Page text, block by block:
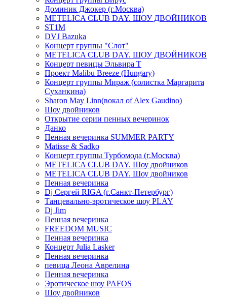
Доминик Джокер (г.Москва)
METELICA CLUB DAY. ШОУ ДВОЙНИКОВ
ST1M
DVJ Bazuka
Концерт группы "Слот"
METELICA CLUB DAY. ШОУ ДВОЙНИКОВ
Концерт певицы Эльвира Т
Проект Malibu Breeze (Hungary)
Концерт группы Мираж (солистка Маргарита
Суханкина)
Sharon May Linn(вокал of Alex Gaudino)
Шоу двойников
Открытие серии пенных вечеринок
Данко
Пенная вечеринка SUMMER PARTY
Matisse & Sadko
Концерт группы Турбомода (г.Москва)
METELICA CLUB DAY. Шоу двойников
METELICA CLUB DAY. Шоу двойников
Пенная вечеринка
Dj Сергей RIGA (г.Санкт-Петербург)
Танцевально-эротическое шоу PLAY
Dj Jim
Пенная вечеринка
FREEDOM MUSIC
Пенная вечеринка
Концерт Julia Lasker
Пенная вечеринка
певица Леона Аврелина
Пенная вечеринка
Эротическое шоу PAFOS
Шоу двойников